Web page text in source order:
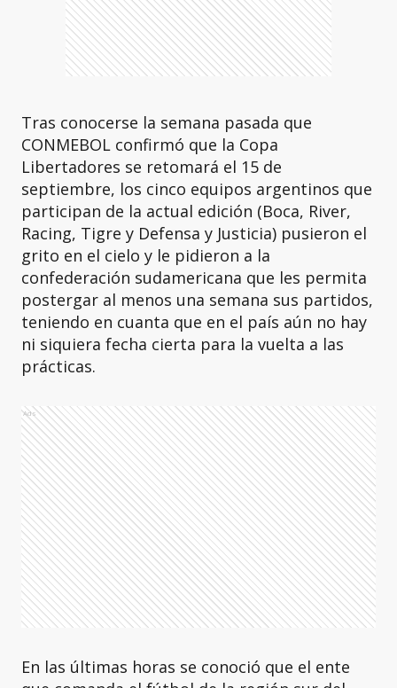
Tras conocerse la semana pasada que
CONMEBOL confirmó que la Copa
Libertadores se retomará el 15 de
septiembre, los cinco equipos argentinos que
participan de la actual edición (Boca, River,
Racing, Tigre y Defensa y Justicia) pusieron el
grito en el cielo y le pidieron a la
confederación sudamericana que les permita
postergar al menos una semana sus partidos,
teniendo en cuanta que en el país aún no hay
ni siquiera fecha cierta para la vuelta a las
prácticas.
Ads
En las últimas horas se conoció que el ente